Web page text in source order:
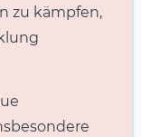
zu kämpfen,